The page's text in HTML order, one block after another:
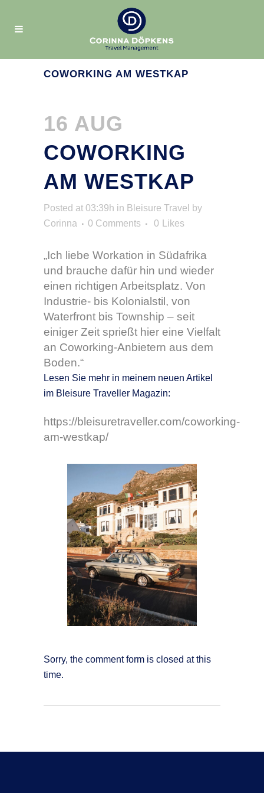
COWORKING AM WESTKAP
16 AUG
COWORKING
AM WESTKAP
Posted at 03:39h in Bleisure Travel
by
Corinna
0 Comments 0 Likes
„Ich liebe Workation in Südafrika
und brauche dafür hin und wieder
einen richtigen Arbeitsplatz. Von
Industrie- bis Kolonialstil, von
Waterfront bis Township – seit
einiger Zeit sprießt hier eine Vielfalt
an Coworking-Anbietern aus dem
Boden.“
Lesen Sie mehr in meinem neuen Artikel
im Bleisure Traveller Magazin:
https://bleisuretraveller.com/coworking-
am-westkap/
Sorry, the comment form is closed at this
time.